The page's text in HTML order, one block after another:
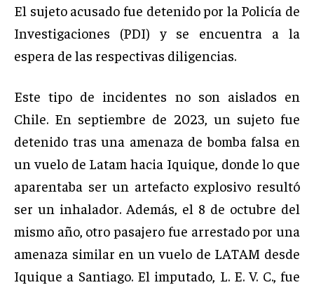
El sujeto acusado fue detenido por la Policía de
Investigaciones (PDI) y se encuentra a la
espera de las respectivas diligencias.
Este tipo de incidentes no son aislados en
Chile. En septiembre de 2023, un sujeto fue
detenido tras una amenaza de bomba falsa en
un vuelo de Latam hacia Iquique, donde lo que
aparentaba ser un artefacto explosivo resultó
ser un inhalador. Además, el 8 de octubre del
mismo año, otro pasajero fue arrestado por una
amenaza similar en un vuelo de LATAM desde
Iquique a Santiago. El imputado, L. E. V. C., fue